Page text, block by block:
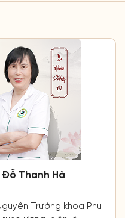
Thanh Hà
Trưởng khoa Phụ